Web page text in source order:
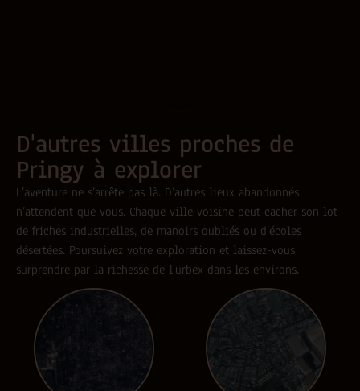
D'autres villes proches de
Pringy à explorer
L’aventure ne s’arrête pas là. D’autres lieux abandonnés
n’attendent que vous. Chaque ville voisine peut cacher son lot
de friches industrielles, de manoirs oubliés ou d’écoles
désertées. Poursuivez votre exploration et laissez-vous
surprendre par la richesse de l’urbex dans les environs.